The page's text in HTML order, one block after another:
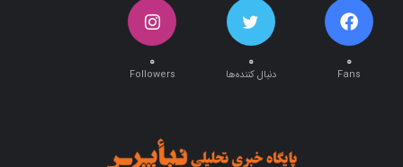
۰ ۰ ۰